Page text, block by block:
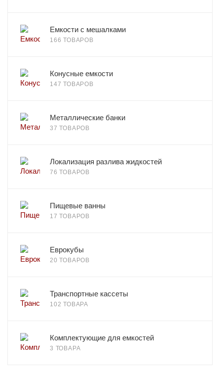
Емкости с мешалками
166 ТОВАРОВ
Конусные емкости
147 ТОВАРОВ
Металлические банки
37 ТОВАРОВ
Локализация разлива жидкостей
76 ТОВАРОВ
Пищевые ванны
17 ТОВАРОВ
Еврокубы
20 ТОВАРОВ
Транспортные кассеты
102 ТОВАРА
Комплектующие для емкостей
3 ТОВАРА